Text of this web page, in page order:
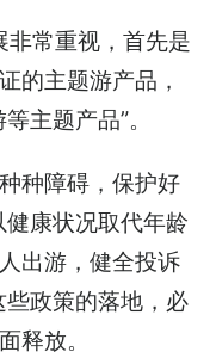
非常重视，首先是
的主题游产品，
主题产品”。
种障碍，保护好
康状况取代年龄
出游，健全投诉
政策的落地，必
释放。